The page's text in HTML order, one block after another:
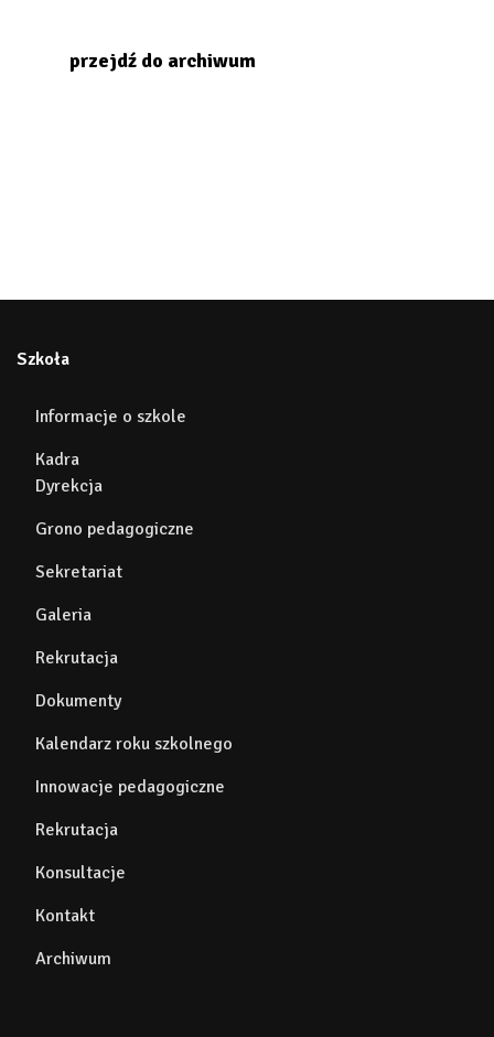
przejdź do archiwum
Szkoła
Informacje o szkole
Kadra
Dyrekcja
Grono pedagogiczne
Sekretariat
Galeria
Rekrutacja
Dokumenty
Kalendarz roku szkolnego
Innowacje pedagogiczne
Rekrutacja
Konsultacje
Kontakt
Archiwum